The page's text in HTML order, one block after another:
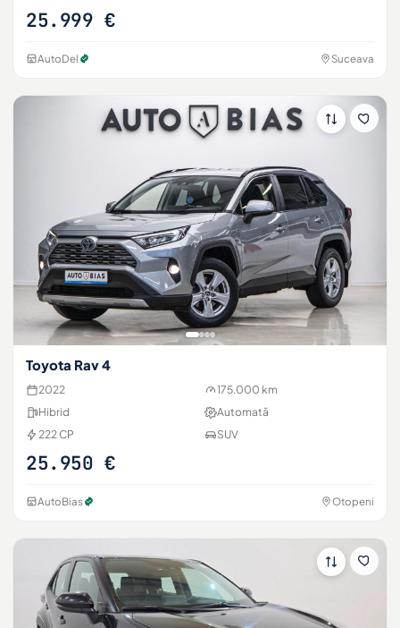
25.999 €
AutoDel Suceava
Toyota Rav 4
2022
175.000 km
Hibrid
Automată
222 CP
SUV
25.950 €
AutoBias Otopeni